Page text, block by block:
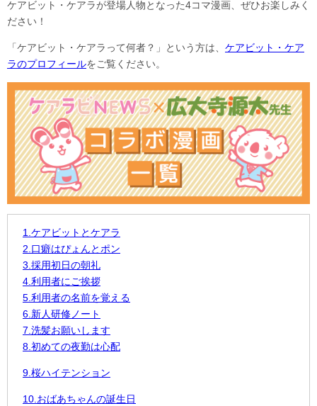
ケアビット・ケアラが登場人物となった4コマ漫画、ぜひお楽しみく
ださい！
「ケアビット・ケアラって何者？」という方は、 ケアビット・ケア
ラのプロフィールをご覧ください。
1.ケアビットとケアラ
2.口癖はぴょんとポン
3.採用初日の朝礼
4.利用者にご挨拶
5.利用者の名前を覚える
6.新人研修ノート
7.洗髪お願いします
8.初めての夜勤は心配
9.桜ハイテンション
10.おばあちゃんの誕生日